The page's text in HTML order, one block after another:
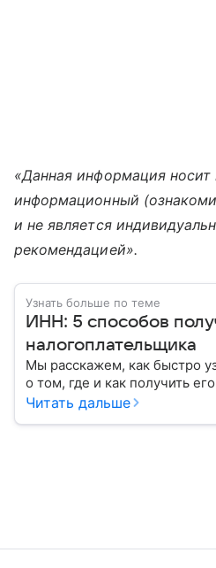
«Данная информация носит
информационный
и не является
рекомендацией».
Узнать больше по теме
ИНН: 5 способов
налогоплательщика
Мы расскажем, как быстро
о том, где и как получить
Читать дальше